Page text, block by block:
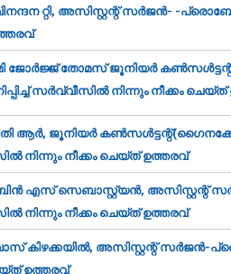
റ്റി, അസിസ്റ്റന്റ് സര്‍ജന്‍- -
ജോര്‍ജ്ജ് തോമസ് ജൂനിയര്‍
സര്‍വ്വീസില്‍ നിന്നും നീക്കം
ആര്‍, ജൂനിയര്‍
നിന്നും നീക്കം ചെയ്ത് ഉത്തരവ്‌
എസ് സെബാസ്റ്റ്യന്‍, അസിസ്റ്റന്റ്
നിന്നും നീക്കം ചെയ്ത് ഉത്തരവ്‌
കിഴക്കയില്‍, അസിസ്റ്റന്റ് സര്‍ജന്‍-
ഉത്തരവ്‌